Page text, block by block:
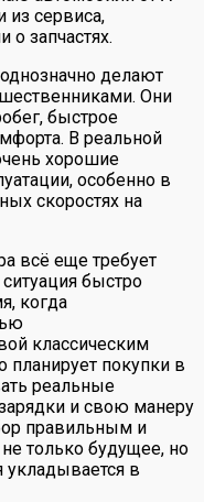
сервиса,
запчастях.
делают
Они
быстрое
В реальной
хорошие
особенно в
скоростях на
всё еще требует
быстро
когда
классическим
планирует покупки в
реальные
и свою манеру
правильным и
только будущее, но
укладывается в